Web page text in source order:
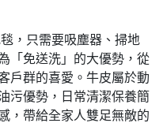
，只需要吸塵器、掃地
「免送洗」的大優勢，從
戶群的喜愛。牛皮屬於動
污優勢，日常清潔保養簡
，帶給全家人雙足無敵的